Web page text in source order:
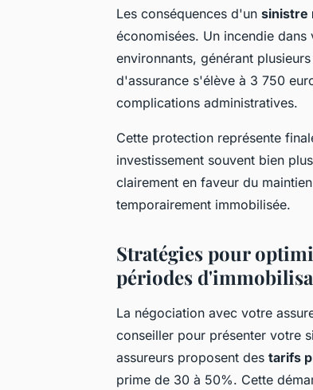
Les conséquences d'un sinistre
économisées. Un incendie
environnants, générant
d'assurance s'élève à 3 750
complications administratives.
Cette protection représente
investissement souvent bien
clairement en faveur du
temporairement immobilisée.
Stratégies pour
périodes
La négociation avec votre
conseiller pour présenter votre
assureurs proposent des tarifs
prime de 30 à 50%. Cette